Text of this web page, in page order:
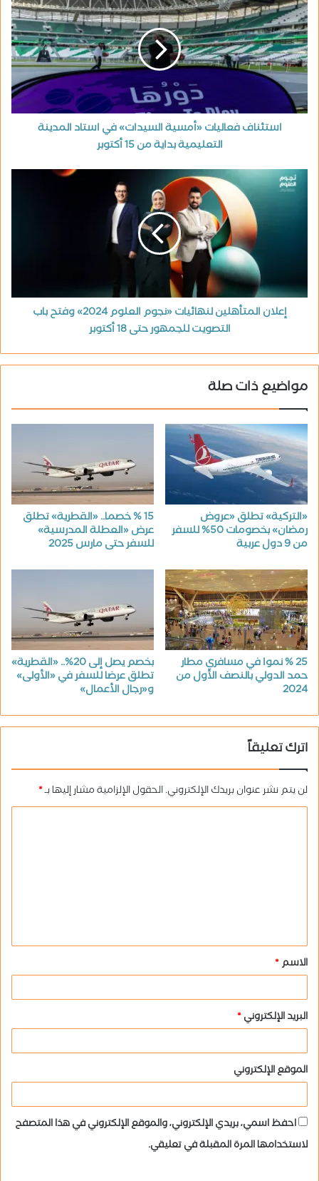
استئناف فعاليات «أمسية السيدات» في استاد المدينة
التعليمية بداية من 15 أكتوبر
إعلان المتأهلين لنهائيات «نجوم العلوم 2024» وفتح باب
التصويت للجمهور حتى 18 أكتوبر
مواضيع ذات صلة
«التركية» تطلق «عروض
رمضان» بخصومات 50% للسفر
من 9 دول عربية
15 % خصما.. «القطرية» تطلق
عرض «العطلة المدرسية»
للسفر حتى مارس 2025
25 % نموا في مسافري مطار
حمد الدولي بالنصف الأول من
2024
بخصم يصل إلى 20%.. «القطرية»
تطلق عرضا للسفر في «الأولى»
و«رجال الأعمال»
اترك تعليقاً
لن يتم نشر عنوان بريدك الإلكتروني.الحقول الإلزامية مشار إليها بـ*
ق
*
الاسم*
البريد الإلكتروني*
الموقع الإلكتروني
احفظ اسمي، بريدي الإلكتروني، والموقع الإلكتروني في هذا المتصفح
لاستخدامها المرة المقبلة في تعليقي.